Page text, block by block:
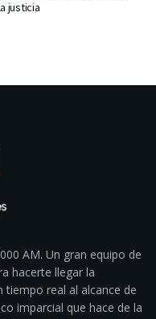
justicia
AM. Un gran equipo de
hacerte llegar la
real al alcance de
imparcial que hace de la